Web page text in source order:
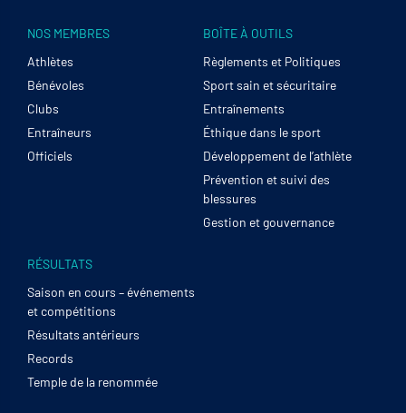
NOS MEMBRES
Athlètes
Bénévoles
Clubs
Entraîneurs
Officiels
BOÎTE À OUTILS
Règlements et Politiques
Sport sain et sécuritaire
Entraînements
Éthique dans le sport
Développement de l’athlète
Prévention et suivi des
blessures
Gestion et gouvernance
RÉSULTATS
Saison en cours – événements
et compétitions
Résultats antérieurs
Records
Temple de la renommée